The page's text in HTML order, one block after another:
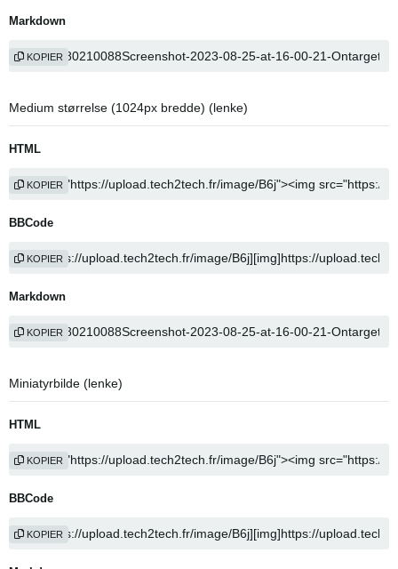
Markdown
KOPIER
Medium størrelse (1024px bredde) (lenke)
HTML
KOPIER
BBCode
KOPIER
Markdown
KOPIER
Miniatyrbilde (lenke)
HTML
KOPIER
BBCode
KOPIER